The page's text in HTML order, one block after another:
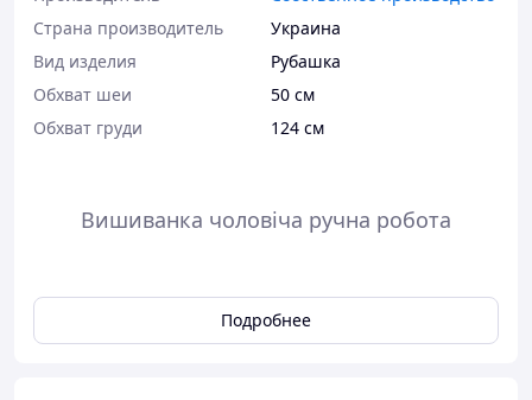
Страна производитель
Украина
Вид изделия
Рубашка
Обхват шеи
50 см
Обхват груди
124 см
Вишиванка чоловіча ручна робота
Комірець - 44; Ширина плечей - 47 см;
Довжина рукава - 66 см; Окружність рукава -
Подробнее